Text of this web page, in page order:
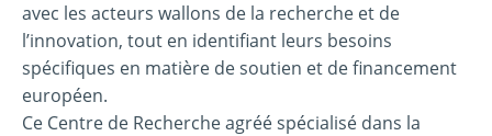
avec les acteurs wallons de la recherche et de
l’innovation, tout en identifiant leurs besoins
spécifiques en matière de soutien et de financement
européen.
Ce Centre de Recherche agréé spécialisé dans la